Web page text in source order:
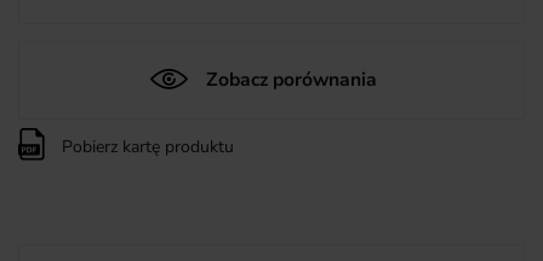
Zobacz porównania
Pobierz kartę produktu